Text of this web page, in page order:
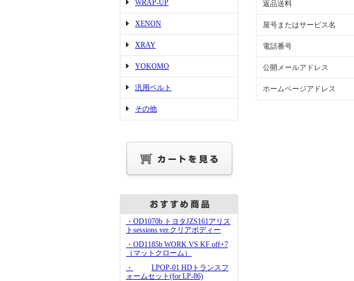
WRAP-UP
XENON
XRAY
YOKOMO
汎用ベルト
その他
・OD1070b トヨタJZS161アリス
トsessions ver.クリアボディー
・OD1185b WORK VS KF off+7
（マットクローム）
・
LPOP-01 HDトランスフ
ォームセット(for LP-86)
返品送料
屋号またはサービス名
電話番号
公開メールアドレス
ホームページアドレス